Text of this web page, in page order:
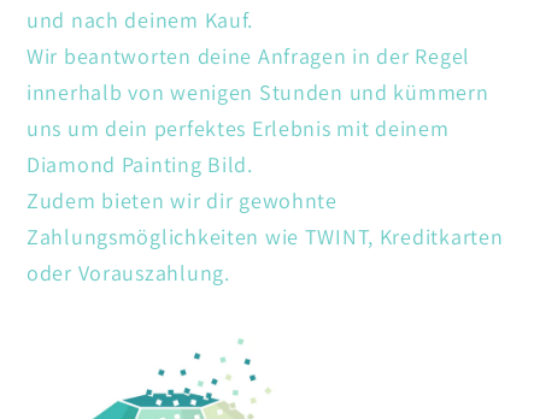
und nach deinem Kauf.
Wir beantworten deine Anfragen in der Regel
innerhalb von wenigen Stunden und kümmern
uns um dein perfektes Erlebnis mit deinem
Diamond Painting Bild.
Zudem bieten wir dir gewohnte
Zahlungsmöglichkeiten wie TWINT, Kreditkarten
oder Vorauszahlung.